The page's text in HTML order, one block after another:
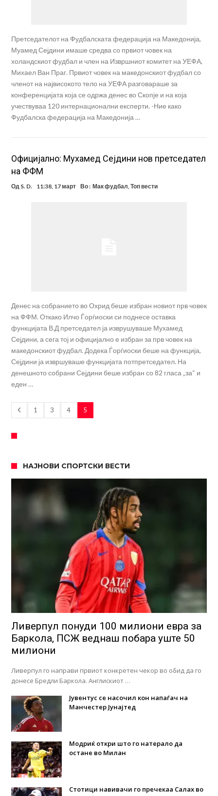
Претседателот на Фудбалската федерација на Македонија,
Муамед Сејдини имаше средва со првиот човек на
холандскиот фудбал и член на Извршниот комитет на УЕФА,
Михаел Ван Праг. Првиот човек на македонскиот фудбал со
членот на највисокото тело на УЕФА разговараше за
конференцијата која се одржа денес во Скопје и на која
учествуваа 120 интернационални експерти. -Ние како
Фудбалска федерација на Македонија …
Oфицијално: Мухамед Сејдини нов претседател
на ФФМ
Од S. D. 11:38, 17 март Во : Мак фудбал,Топ вести
Денес на собранието во Охрид беше избран новиот прв човек
на ФФМ. Откако Илчо Ѓорѓиоски си поднесе оставка
функцијата В.Д претседател ја изврушуваше Мухамед
Сејдини, а сега тој и официјално е избран за прв човек на
македонскиот фудбал. Додека Ѓорѓиоски беше на функција,
Сејдини ја извршуваше функцијата потпретседател. На
денешното собрани Сејдини беше избран со 82 гласа „за“ и
еден …
1 3 4 5
НАЈНОВИ СПОРТСКИ ВЕСТИ
Ливерпул понуди 100 милиони евра за
Баркола, ПСЖ веднаш побара уште 50
милиони
Ливерпул го направи првиот конкретен чекор во обид да го
донесе Бредли Баркола. Англискиот …
Јувентус се насочил кон напаѓач на
Манчестер Јунајтед
Модриќ откри што го натерало да
остане во Милан
Стотици навивачи го пречекаа Салах во